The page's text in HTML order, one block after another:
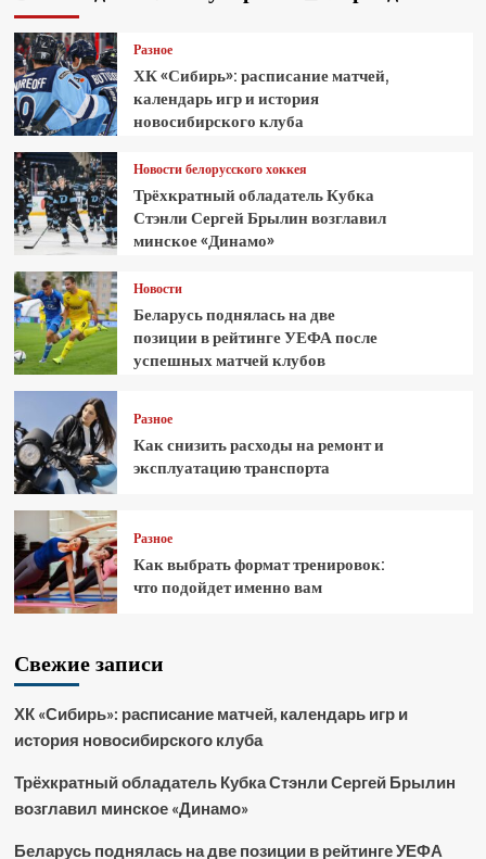
Разное
ХК «Сибирь»: расписание матчей,
календарь игр и история
новосибирского клуба
Новости белорусского хоккея
Трёхкратный обладатель Кубка
Стэнли Сергей Брылин возглавил
минское «Динамо»
Новости
Беларусь поднялась на две
позиции в рейтинге УЕФА после
успешных матчей клубов
Разное
Как снизить расходы на ремонт и
эксплуатацию транспорта
Разное
Как выбрать формат тренировок:
что подойдет именно вам
Свежие записи
ХК «Сибирь»: расписание матчей, календарь игр и
история новосибирского клуба
Трёхкратный обладатель Кубка Стэнли Сергей Брылин
возглавил минское «Динамо»
Беларусь поднялась на две позиции в рейтинге УЕФА